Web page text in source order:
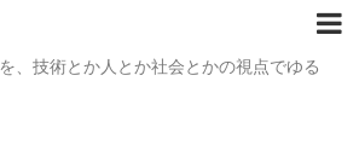
、技術とか人とか社会とかの視点でゆる